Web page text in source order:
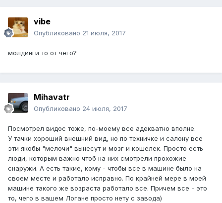
vibe
Опубликовано 21 июля, 2017
молдинги то от чего?
Mihavatr
Опубликовано 24 июля, 2017
Посмотрел видос тоже, по-моему все адекватно вполне.
У тачки хороший внешний вид, но по техничке и салону все
эти якобы "мелочи" вынесут и мозг и кошелек. Просто есть
люди, которым важно чтоб на них смотрели прохожие
снаружи. А есть такие, кому - чтобы все в машине было на
своем месте и работало исправно. По крайней мере в моей
машине такого же возраста работало все. Причем все - это
то, чего в вашем Логане просто нету с завода)